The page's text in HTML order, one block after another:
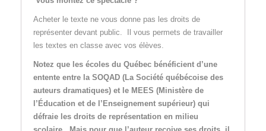
Acheter le texte ne vous donne pas les droits de
représenter devant public. Il vous permets de travailler
les textes en classe avec vos élèves.
Notez que les écoles du Québec bénéficient d’une
entente entre la SOQAD (La Société québécoise des
auteurs dramatiques) et le MEES (Ministère de
l’Éducation et de l’Enseignement supérieur) qui
défraie les droits de représentation en milieu